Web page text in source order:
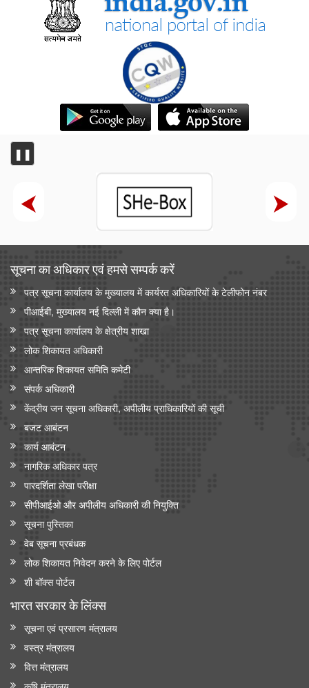
❚❚
सूचना का अधिकार एवं हमसे सम्‍पर्क करें
पत्र सूचना कार्यालय के मुख्यालय में कार्यरत अधिकारियों के टेलीफोन नंबर
पीआईबी, मुख्यालय नई दिल्ली में कौन क्या है।
पत्र सूचना कार्यालय के क्षेत्रीय शाखा
लोक शिकायत अधिकारी
आन्‍तरिक शिकायत समिति कमेटी
संपर्क अधिकारी
केंद्रीय जन सूचना अधिकारी, अपीलीय प्राधिकारियों की सूची
बजट आबंटन
कार्य आबंटन
नागरिक अधिकार पत्र
पारदर्शिता लेखा परीक्षा
सीपीआईओ और अपी‍लीय अधिकारी की नियुक्ति
सूचना पुस्तिका
वेब सूचना प्रबंधक
लोक शिकायत निवेदन करने के लिए पोर्टल
शी बॉक्स पोर्टल
भारत सरकार के लिंक्‍स
सूचना एवं प्रसारण मंत्रालय
वस्त्र मंत्रालय
वित्त मंत्रालय